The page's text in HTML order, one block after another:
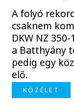
A folyó
csaknem
DKW NZ
a Batthyány
pedig egy
elő.
KÖZÉLET